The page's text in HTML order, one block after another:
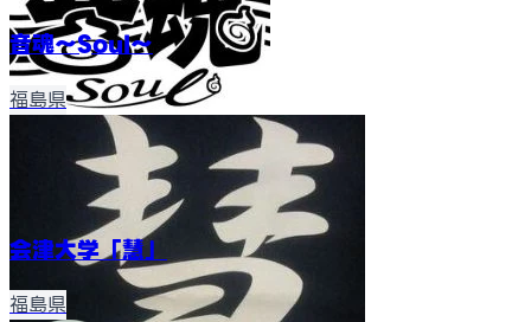
音魂～Soul〜
福島県
会津大学「慧」
福島県